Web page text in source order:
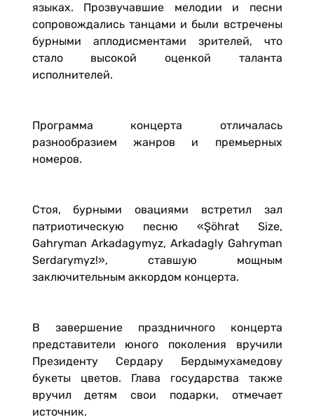
языках. Прозвучавшие мелодии и песни
сопровождались танцами и были встречены
бурными аплодисментами зрителей, что
стало высокой оценкой таланта
исполнителей.
Программа концерта отличалась
разнообразием жанров и премьерных
номеров.
Стоя, бурными овациями встретил зал
патриотическую песню «Şöhrat Size,
Gahryman Arkadagymyz, Arkadagly Gahryman
Serdarymyz!», ставшую мощным
заключительным аккордом концерта.
В завершение праздничного концерта
представители юного поколения вручили
Президенту Сердару Бердымухамедову
букеты цветов. Глава государства также
вручил детям свои подарки, отмечает
источник.